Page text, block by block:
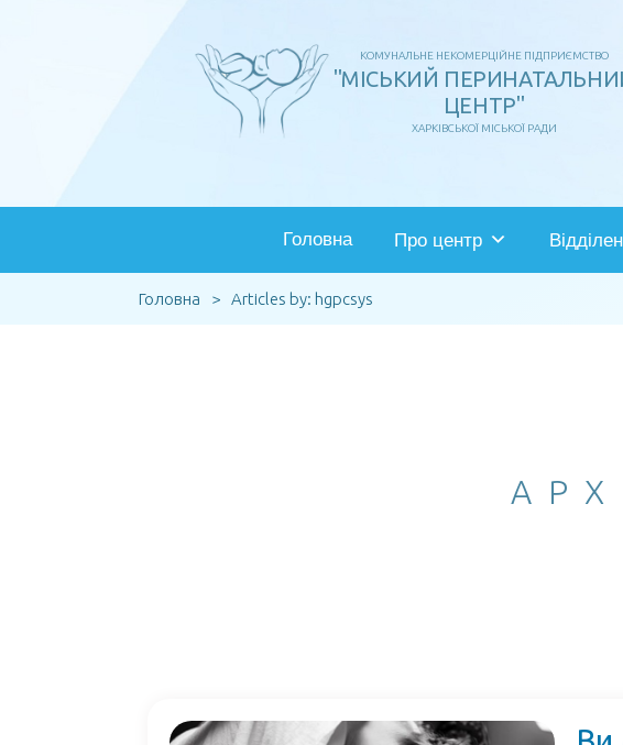
КОМУНАЛЬНЕ НЕКОМЕРЦІЙНЕ ПІДПРИЄМСТВО
"МІСЬКИЙ
ЦЕНТР"
ХАРКІВСЬКОЇ МІСЬКОЇ РАДИ
Головна Про центр
Головна > Articles by: hgpcsys